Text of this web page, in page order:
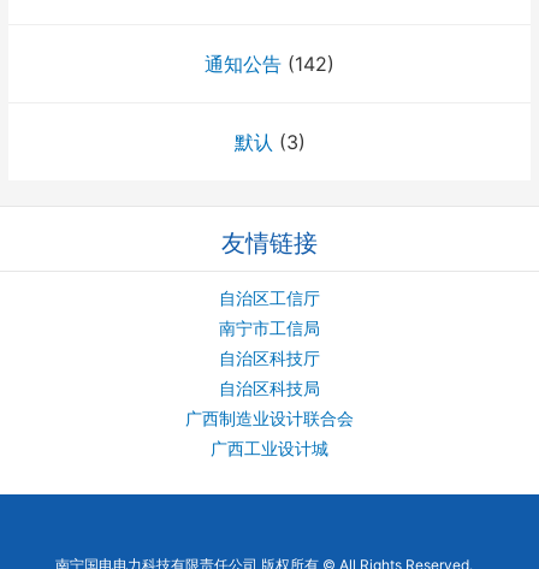
通知公告 (142)
默认 (3)
友情链接
自治区工信厅
南宁市工信局
自治区科技厅
自治区科技局
广西制造业设计联合会
广西工业设计城
南宁国电电力科技有限责任公司 版权所有 © All Rights Reserved.